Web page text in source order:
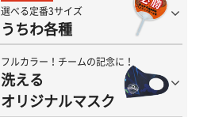
選べる定番3サイズ
うちわ各種
フルカラー！チームの記念に！
洗える
オリジナルマスク